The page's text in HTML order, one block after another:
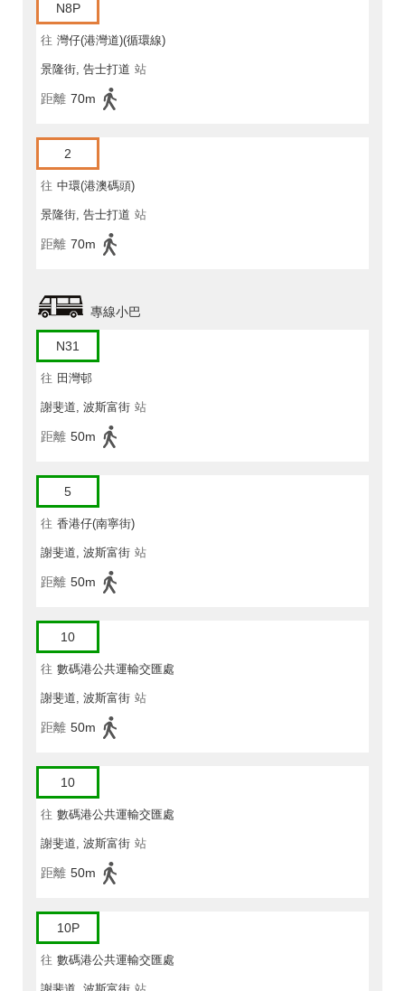
N8P
往 灣仔(港灣道)(循環線)
景隆街, 告士打道 站
距離 70m
2
往 中環(港澳碼頭)
景隆街, 告士打道 站
距離 70m
專線小巴
N31
往 田灣邨
謝斐道, 波斯富街 站
距離 50m
5
往 香港仔(南寧街)
謝斐道, 波斯富街 站
距離 50m
10
往 數碼港公共運輸交匯處
謝斐道, 波斯富街 站
距離 50m
10
往 數碼港公共運輸交匯處
謝斐道, 波斯富街 站
距離 50m
10P
往 數碼港公共運輸交匯處